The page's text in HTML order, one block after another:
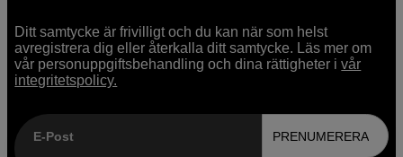
Ditt samtycke är frivilligt och du kan när som helst
avregistrera dig eller återkalla ditt samtycke. Läs mer om
vår personuppgiftsbehandling och dina rättigheter ivår
integritetspolicy.
E-Post PRENUMERERA